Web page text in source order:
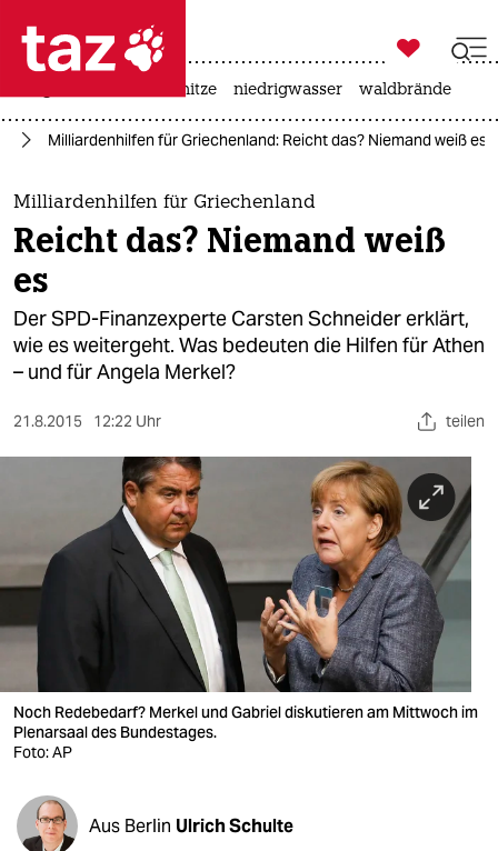
 taz zahl ich
taz zahl ich
themen
politik
öko
gesellschaft
sport
nord
wahrheit
verlag
verlag
veranstaltungen
fragen & hilfe

taz zahl ich
hitze niedrigwasser waldbrände
Milliardenhilfen für Griechenland: Reicht das? Niemand weiß es
Milliardenhilfen für Griechenland
Reicht das? Niemand weiß
es
Der SPD-Finanzexperte Carsten Schneider erklärt,
wie es weitergeht. Was bedeuten die Hilfen für Athen
– und für Angela Merkel?
21.8.2015 12:22 Uhr teilen
Noch Redebedarf? Merkel und Gabriel diskutieren am Mittwoch im
Plenarsaal des Bundestages.
Foto: AP
Aus Berlin Ulrich Schulte